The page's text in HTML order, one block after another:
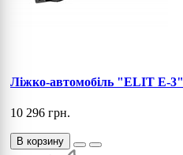
Ліжко-автомобіль "ELIT E-3"
10 296 грн.
В корзину